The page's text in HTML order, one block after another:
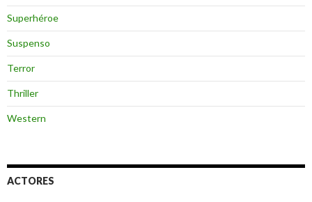
Superhéroe
Suspenso
Terror
Thriller
Western
ACTORES